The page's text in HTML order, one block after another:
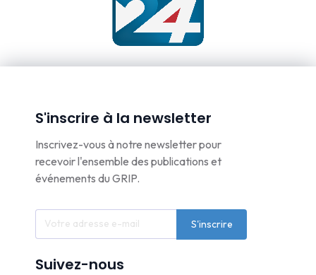
S'inscrire à la newsletter
Inscrivez-vous à notre newsletter pour
recevoir l'ensemble des publications et
événements du GRIP.
S'inscrire
Suivez-nous